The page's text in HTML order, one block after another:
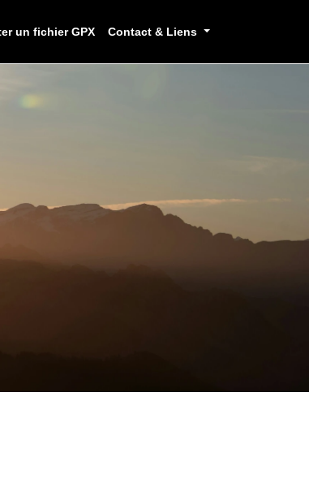
un fichier GPX Contact & Liens